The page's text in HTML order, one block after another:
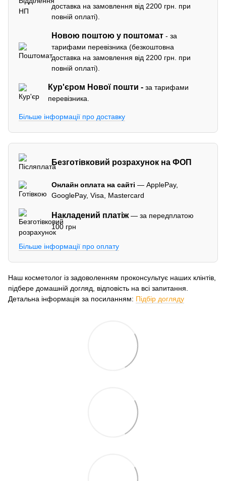
доставка на замовлення від 2200 грн. при
повній оплаті).
Новою поштою у поштомат - за
тарифами перевізника (безкоштовна
доставка на замовлення від 2200 грн. при
повній оплаті).
Кур'єром Нової пошти -за тарифами
перевізника.
Більше інформації про доставку
Безготівковий розрахунок на ФОП
Онлайн оплата на сайті — ApplePay,
GooglePay, Visa, Mastercard
Накладений платіж— за передплатою
100 грн
Більше інформації про оплату
Наш косметолог із задоволенням проконсультує наших клінтів,
підбере домашній догляд, відповість на всі запитання.
Детальна інформація за посиланням: Підбір догляду